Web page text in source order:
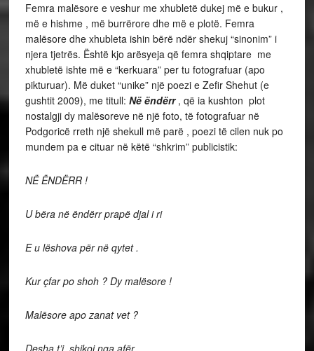
Femra malësore e veshur me xhubletë dukej më e bukur ,
më e hishme , më burrërore dhe më e plotë. Femra
malësore dhe xhubleta ishin bërë ndër shekuj “sinonim” i
njera tjetrës. Është kjo arësyeja që femra shqiptare me
xhubletë ishte më e “kerkuara” per tu fotografuar (apo
pikturuar). Më duket “unike” një poezi e Zefir Shehut (e
gushtit 2009), me titull: Në ëndërr, që ia kushton plot
nostalgji dy malësoreve në një foto, të fotografuar në
Podgoricë rreth një shekull më parë , poezi të cilen nuk po
mundem pa e cituar në këtë “shkrim” publicistik:
NË ËNDËRR !
U bëra në ëndërr prapë djal i ri
E u lëshova për në qytet .
Kur çfar po shoh ? Dy malësore !
Malësore apo zanat vet ?